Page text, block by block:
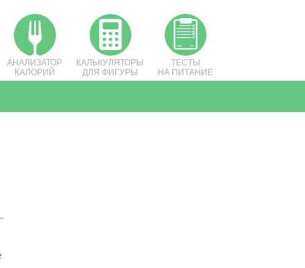
АНАЛИЗАТОР
КАЛОРИЙ
КАЛЬКУЛЯТОРЫ
ДЛЯ ФИГУРЫ
ТЕСТЫ
НА ПИТАНИЕ